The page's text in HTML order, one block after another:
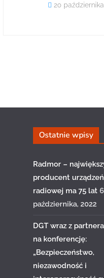
20
Ostatnie wpisy
Radmor –
producent urządzeń
radiowej ma 75 lat 6
października, 2022
DGT wraz z
na konferencję:
„Bezpieczeństwo,
niezawodność i